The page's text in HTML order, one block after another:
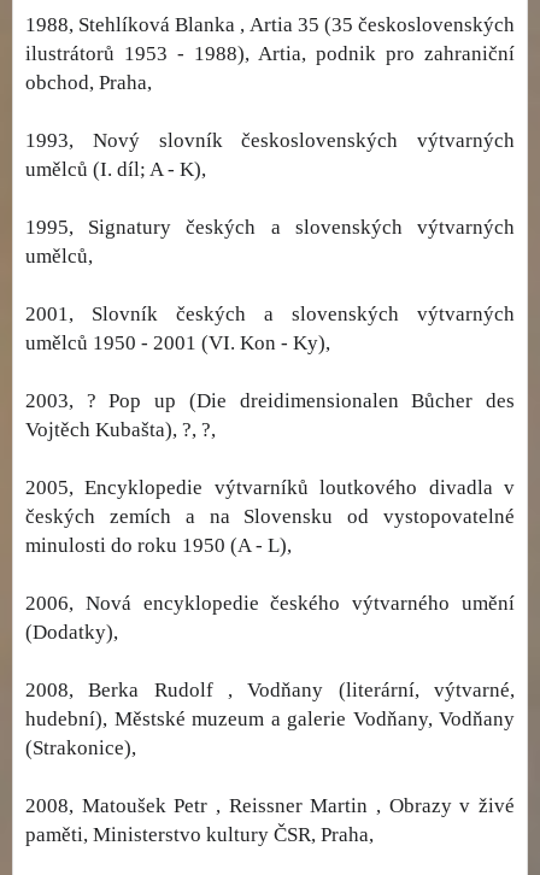
1988, Stehlíková Blanka , Artia 35 (35 československých
ilustrátorů 1953 - 1988), Artia, podnik pro zahraniční
obchod, Praha,
1993, Nový slovník československých výtvarných
umělců (I. díl; A - K),
1995, Signatury českých a slovenských výtvarných
umělců,
2001, Slovník českých a slovenských výtvarných
umělců 1950 - 2001 (VI. Kon - Ky),
2003, ? Pop up (Die dreidimensionalen Bůcher des
Vojtěch Kubašta), ?, ?,
2005, Encyklopedie výtvarníků loutkového divadla v
českých zemích a na Slovensku od vystopovatelné
minulosti do roku 1950 (A - L),
2006, Nová encyklopedie českého výtvarného umění
(Dodatky),
2008, Berka Rudolf , Vodňany (literární, výtvarné,
hudební), Městské muzeum a galerie Vodňany, Vodňany
(Strakonice),
2008, Matoušek Petr , Reissner Martin , Obrazy v živé
paměti, Ministerstvo kultury ČSR, Praha,